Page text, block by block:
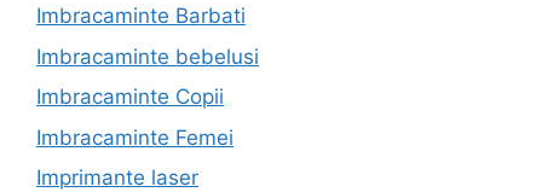
Imbracaminte Barbati
Imbracaminte bebelusi
Imbracaminte Copii
Imbracaminte Femei
Imprimante laser